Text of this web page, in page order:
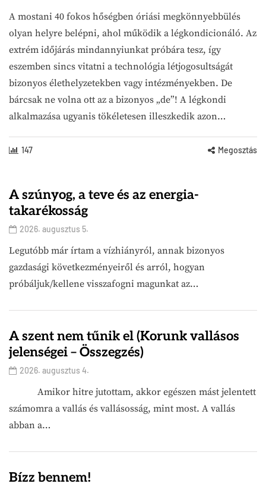
A mostani 40 fokos hőségben óriási megkönnyebbülés
olyan helyre belépni, ahol működik a légkondicionáló. Az
extrém időjárás mindannyiunkat próbára tesz, így
eszemben sincs vitatni a technológia létjogosultságát
bizonyos élethelyzetekben vagy intézményekben. De
bárcsak ne volna ott az a bizonyos „de”! A légkondi
alkalmazása ugyanis tökéletesen illeszkedik azon…
147 Megosztás
A szúnyog, a teve és az energia-
takarékosság
2026. augusztus 5.
Legutóbb már írtam a vízhiányról, annak bizonyos
gazdasági következményeiről és arról, hogyan
próbáljuk/kellene visszafogni magunkat az…
A szent nem tűnik el (Korunk vallásos
jelenségei – Összegzés)
2026. augusztus 4.
Amikor hitre jutottam, akkor egészen mást jelentett
számomra a vallás és vallásosság, mint most. A vallás
abban a…
Bízz bennem!